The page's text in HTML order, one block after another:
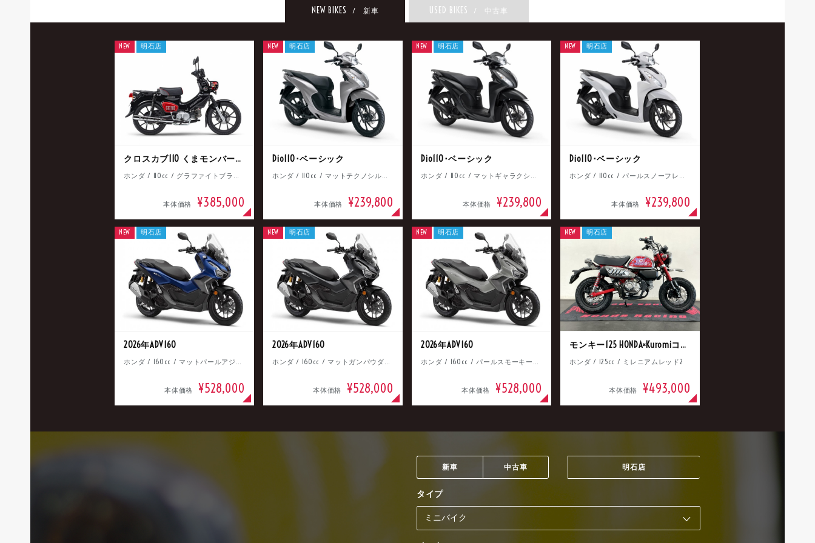
NEW BIKES / 新車 USED BIKES / 中古車
クロスカブ110 くまモンバージョン
ホンダ / 110cc / グラファイトブラック
本体価格 ¥385,000
NEW 明石店
Dio110･ベーシック
ホンダ / 110cc / マットテクノシルバーメタリック
本体価格 ¥239,800
NEW 明石店
Dio110･ベーシック
ホンダ / 110cc / マットギャラクシーブラックメタリック
本体価格 ¥239,800
NEW 明石店
Dio110･ベーシック
ホンダ / 110cc / パールスノーフレークホワイト
本体価格 ¥239,800
NEW 明石店
2026年ADV160
ホンダ / 160cc / マットパールアジャイルブルー
本体価格 ¥528,000
NEW 明石店
2026年ADV160
ホンダ / 160cc / マットガンパウダーブラックメタリック
本体価格 ¥528,000
NEW 明石店
2026年ADV160
ホンダ / 160cc / パールスモーキーグレー
本体価格 ¥528,000
NEW 明石店
モンキー125 HONDA×Kuromiコラボ
ホンダ / 125cc / ミレニアムレッド2
本体価格 ¥493,000
NEW 明石店
新車 中古車 明石店
タイプ